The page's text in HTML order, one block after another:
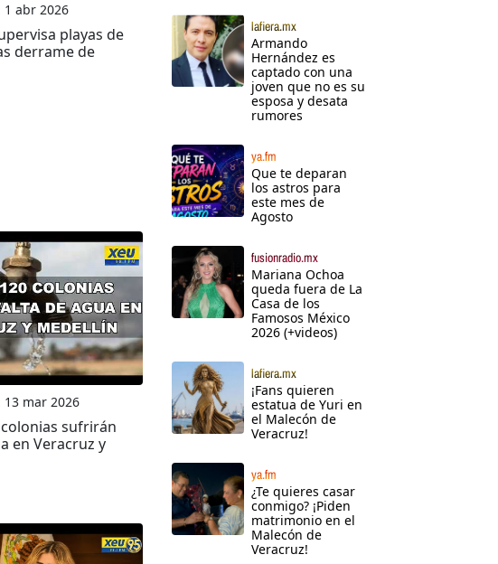
abr 2026
playas de
derrame de
mar 2026
sufrirán
en Veracruz y
lafiera.mx
Armando
Hernández es
captado con una
joven que no es su
esposa y desata
rumores
ya.fm
Que te deparan
los astros para
este mes de
Agosto
fusionradio.mx
Mariana Ochoa
queda fuera de La
Casa de los
Famosos México
2026 (+videos)
lafiera.mx
¡Fans quieren
estatua de Yuri en
el Malecón de
Veracruz!
ya.fm
¿Te quieres casar
conmigo? ¡Piden
matrimonio en el
Malecón de
Veracruz!